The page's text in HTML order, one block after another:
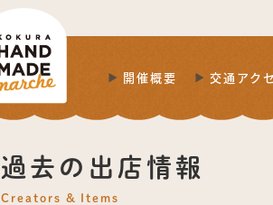
開催概要 交通アク
過去の出店情報
Creators & Items